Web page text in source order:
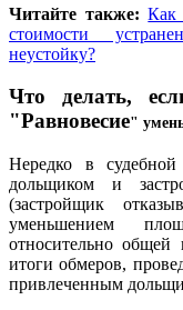
Читайте также: Как
стоимости
неустойку?
Что делать,
"Равновесие"
Нередко в
дольщиком и
(застройщик
уменьшением
относительно общей
итоги обмеров,
привлеченным